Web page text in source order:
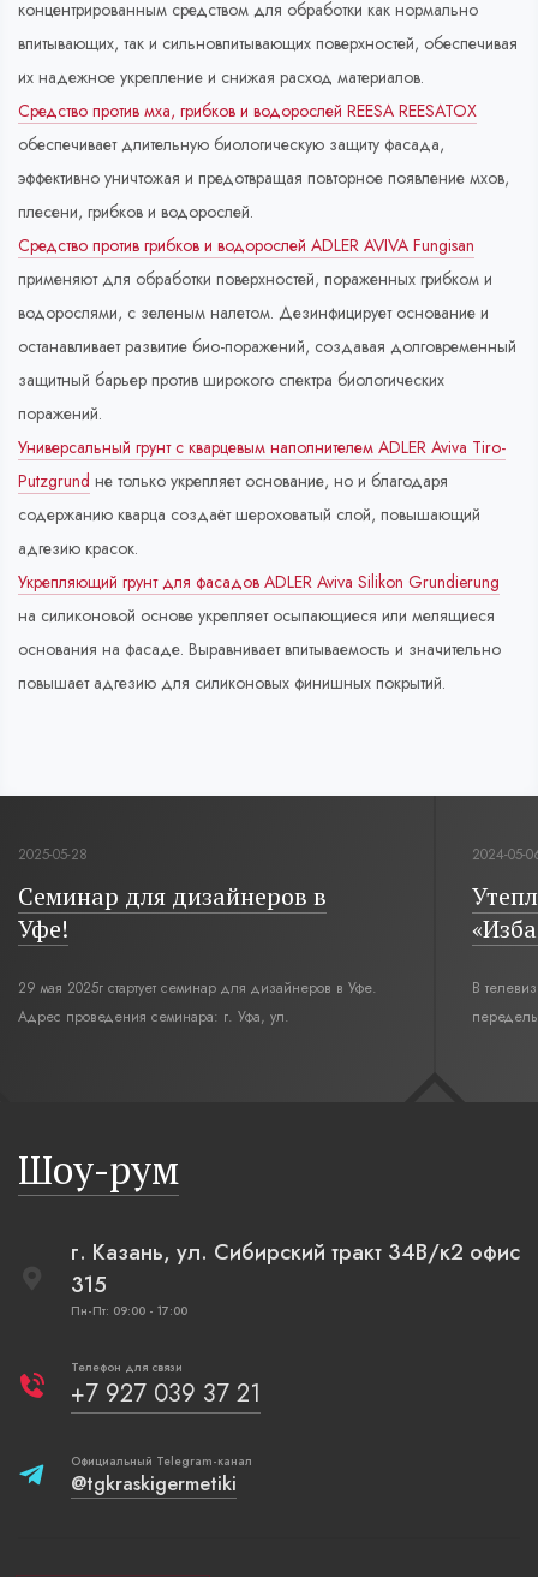
концентрированным средством для обработки как нормально
впитывающих, так и сильновпитывающих поверхностей, обеспечивая
их надежное укрепление и снижая расход материалов.
Средство против мха, грибков и водорослей REESA REESATOX
обеспечивает длительную биологическую защиту фасада,
эффективно уничтожая и предотвращая повторное появление мхов,
плесени, грибков и водорослей.
Средство против грибков и водорослей ADLER AVIVA Fungisan
применяют для обработки поверхностей, пораженных грибком и
водорослями, с зеленым налетом. Дезинфицирует основание и
останавливает развитие био-поражений, создавая долговременный
защитный барьер против широкого спектра биологических
поражений.
Универсальный грунт с кварцевым наполнителем ADLER Aviva Tiro-
Putzgrund не только укрепляет основание, но и благодаря
содержанию кварца создаёт шероховатый слой, повышающий
адгезию красок.
Укрепляющий грунт для фасадов ADLER Aviva Silikon Grundierung
на силиконовой основе укрепляет осыпающиеся или мелящиеся
основания на фасаде. Выравнивает впитываемость и значительно
повышает адгезию для силиконовых финишных покрытий.
2025-05-28
Семинар для дизайнеров в
Уфе!
29 мая 2025г стартует семинар для дизайнеров в Уфе.
Адрес проведения семинара: г. Уфа, ул.
2024-05-
В
Шоу-рум
г. Казань, ул. Сибирский тракт 34В/к2 офис
315
Пн-Пт: 09:00 - 17:00
Телефон для связи
+7 927 039 37 21
Официальный Telegram-канал
@tgkraskigermetiki